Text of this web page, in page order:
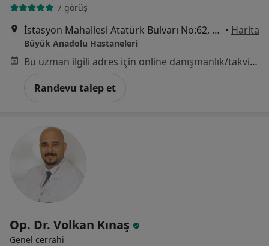
7 görüş
İstasyon Mahallesi Atatürk Bulvarı No:62, Samsun • Harita
Büyük Anadolu Hastaneleri
Bu uzman ilgili adres için online danışmanlık/takvim sunmuyor.
Randevu talep et
Op. Dr. Volkan Kınaş
Genel cerrahi